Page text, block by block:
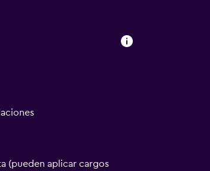
(pueden aplicar cargos